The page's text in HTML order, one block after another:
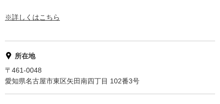
※詳しくはこちら
所在地
〒461-0048
愛知県名古屋市東区矢田南四丁目 102番3号